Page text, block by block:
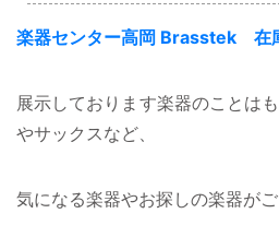
楽器センター高岡 Brasstek 在
展示しております楽器のことは
やサックスなど、
気になる楽器やお探しの楽器が